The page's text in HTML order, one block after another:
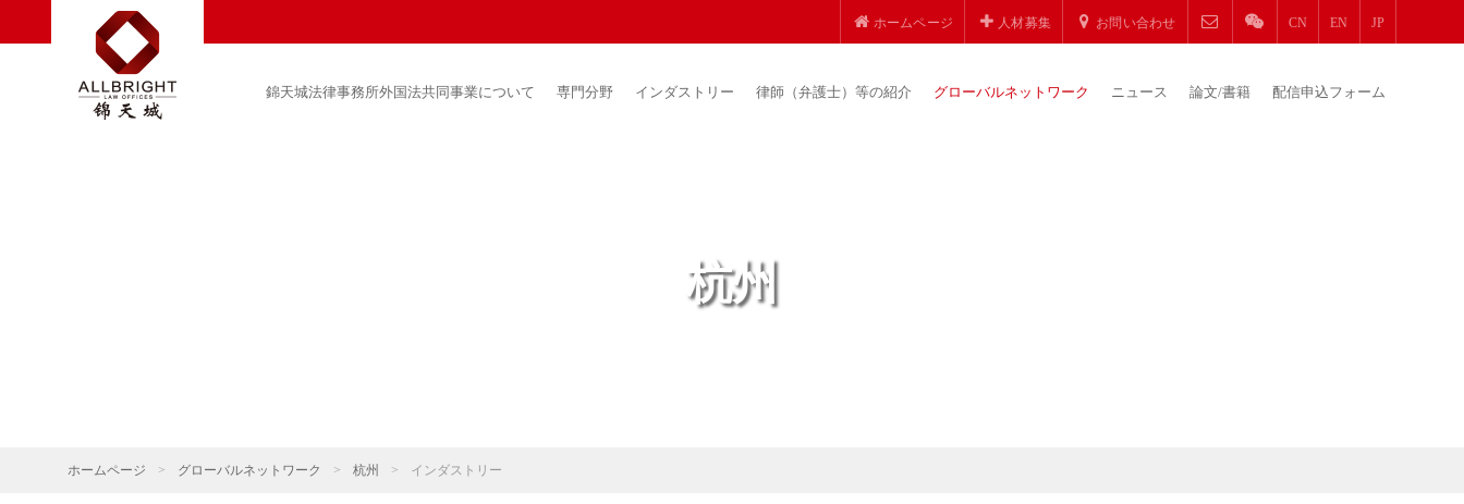
ホームページ 人材募集 お問い合わせ CN EN JP
錦天城法律事務所外国法共同事業について 専門分野 インダストリー 律師（弁護士）等の紹介 グローバルネットワーク ニュース 論文/書籍 配信申込フォーム
杭州
ホームページ > グローバルネットワーク > 杭州 > インダストリー